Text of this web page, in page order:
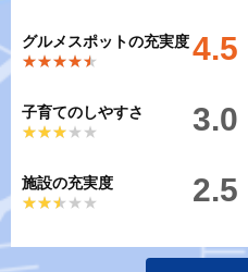
グルメスポットの充実度
★★★★★
★★★★★ 4.5
子育てのしやすさ
★★★★★
★★★★★ 3.0
施設の充実度
★★★★★
★★★★★ 2.5